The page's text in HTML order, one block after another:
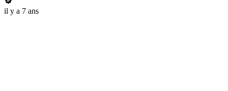
il y a 7 ans